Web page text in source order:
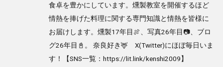
食卓を豊かにしています。燻製教室を開催するほど
情熱を捧げた料理に関する専門知識と情熱を皆様に
お届けします。燻製17年目🍖、写真26年目📷、ブロ
グ26年目📓。 奈良好き🦌 X(Twitter)にほぼ毎日いま
す！【SNS一覧：https://lit.link/kenshi2009】